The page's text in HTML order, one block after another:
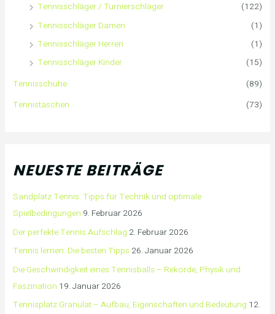
Tennisschläger / Turnierschläger
(122)
Tennisschläger Damen
(1)
Tennisschläger Herren
(1)
Tennisschläger Kinder
(15)
Tennisschuhe
(89)
Tennistaschen
(73)
NEUESTE BEITRÄGE
Sandplatz Tennis: Tipps für Technik und optimale
Spielbedingungen 9. Februar 2026
Der perfekte Tennis Aufschlag 2. Februar 2026
Tennis lernen: Die besten Tipps 26. Januar 2026
Die Geschwindigkeit eines Tennisballs – Rekorde, Physik und
Faszination 19. Januar 2026
Tennisplatz Granulat – Aufbau, Eigenschaften und Bedeutung 12.